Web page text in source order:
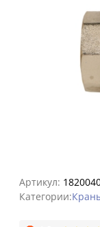
Артикул:
Категории: